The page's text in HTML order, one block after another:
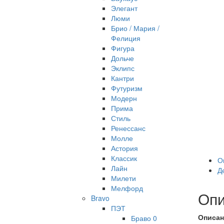
Элегант
Люми
Брио / Мария /
Фелиция
Фигура
Дольче
Эклипс
Кантри
Футуризм
Модерн
Прима
Стиль
Ренессанс
Молле
Астория
Классик
Лайн
Милети
Мелфорд
Bravo
ПЭТ
Браво 0